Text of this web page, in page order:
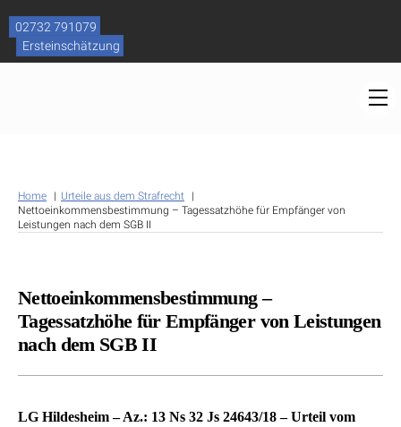
content
02732 791079
Ersteinschätzung
Home
Urteile aus dem Strafrecht
Nettoeinkommensbestimmung – Tagessatzhöhe für Empfänger von
Leistungen nach dem SGB II
Nettoeinkommensbestimmung –
Tagessatzhöhe für Empfänger von Leistungen
nach dem SGB II
LG Hildesheim – Az.: 13 Ns 32 Js 24643/18 – Urteil vom